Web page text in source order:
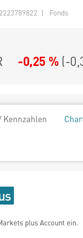
| Fonds
-0,25 % (-
Kennzahlen
plus Account ein.